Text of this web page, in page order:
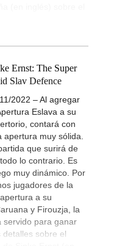
Ernst: The Super
Slav Defence
2022 – Al agregar
Eslava a su
contará con
apertura muy sólida.
que surirá de
lo contrario. Es
muy dinámico. Por
jugadores de la
a su
y Firouzja, la
servido para ganar
sobre el